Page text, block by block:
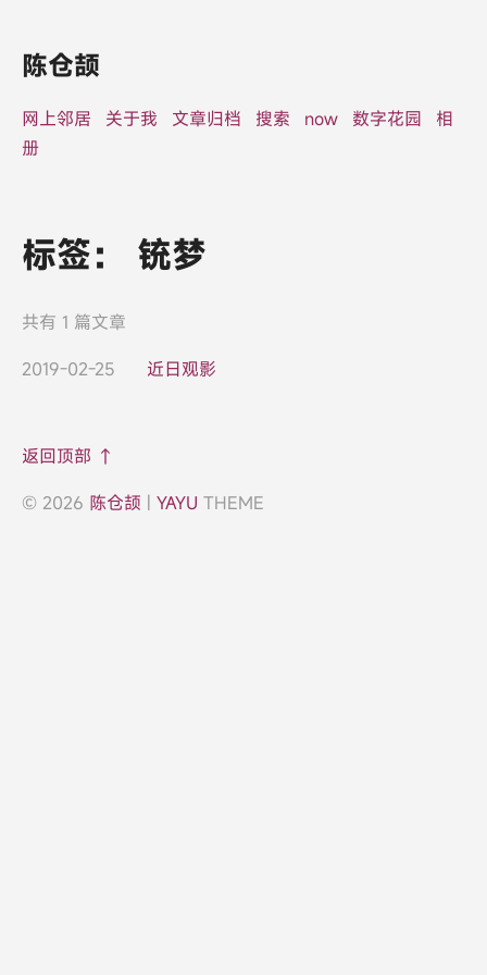
陈仓颉
网上邻居 关于我 文章归档 搜索 now 数字花园
相
册
标签： 铳梦
共有 1 篇文章
2019-02-25
近日观影
返回顶部 ↑
© 2026 陈仓颉 | YAYU THEME